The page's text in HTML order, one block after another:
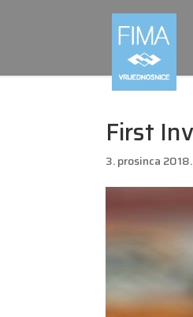
First
3. prosinca 2018.